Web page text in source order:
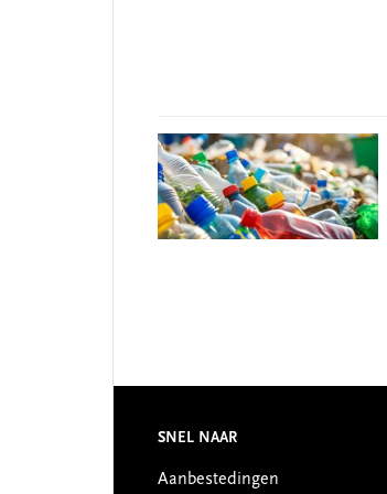
Footer
SNEL NAAR
Aanbestedingen